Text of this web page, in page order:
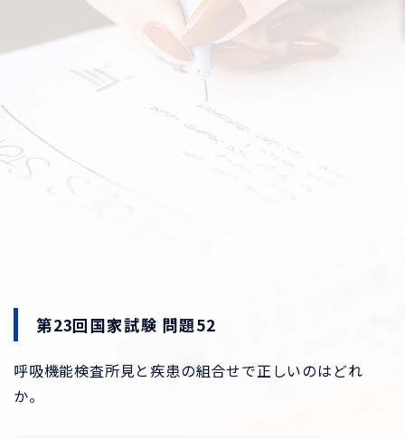
第23回国家試験 問題52
呼吸機能検査所見と疾患の組合せで正しいのはどれ
か。